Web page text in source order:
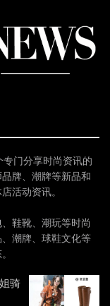
门分享时尚资讯的
牌、潮牌等新品和
活动资讯。
鞋靴、潮玩等时尚
潮牌、球鞋文化等
骑